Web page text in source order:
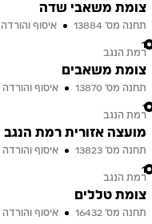
צומת משאבי שדה
תחנה מס׳ 13884
איסוף והורדה
16
רמת הנגב
צומת משאבים
תחנה מס׳ 13870
איסוף והורדה
17
רמת הנגב
מועצה אזורית רמת הנגב
תחנה מס׳ 13823
איסוף והורדה
18
רמת הנגב
צומת טללים
תחנה מס׳ 16432
איסוף והורדה